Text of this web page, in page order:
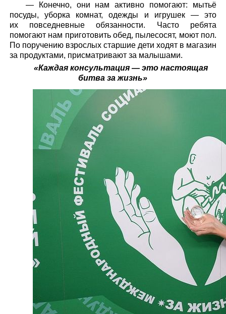
— Конечно, они нам активно помогают: мытьё
посуды, уборка комнат, одежды и игрушек — это
их повседневные обязанности. Часто ребята
помогают нам приготовить обед, пылесосят, моют пол.
По поручению взрослых старшие дети ходят в магазин
за продуктами, присматривают за малышами.
«Каждая консультация — это настоящая
битва за жизнь»